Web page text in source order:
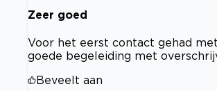
Zeer goed
Voor het eerst contact gehad
goede begeleiding met
Beveelt aan